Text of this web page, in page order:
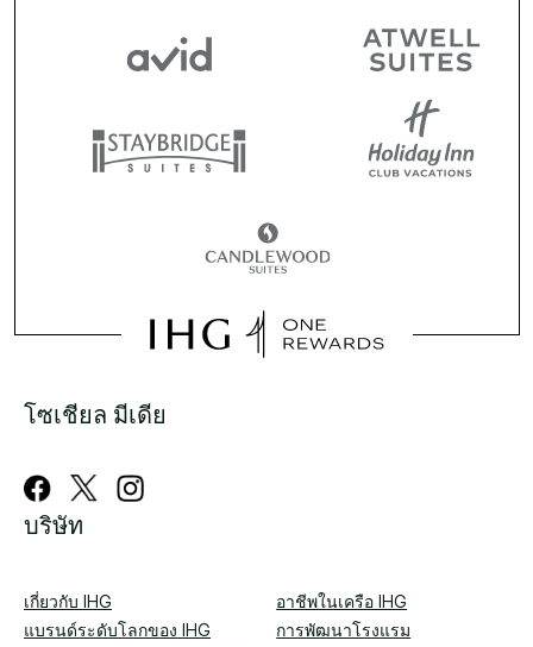
โซเชียล มีเดีย
บริษัท
เกี่ยวกับ IHG
อาชีพในเครือ IHG
แบรนด์ระดับโลกของ IHG
การพัฒนาโรงแรม